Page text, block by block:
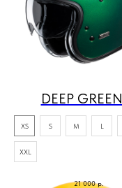
DEEP GREEN
21 000 р.
XS S M L
XXL